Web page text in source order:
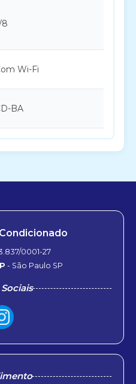
8
Wi-Fi
BA
0001-27
- São Paulo SP